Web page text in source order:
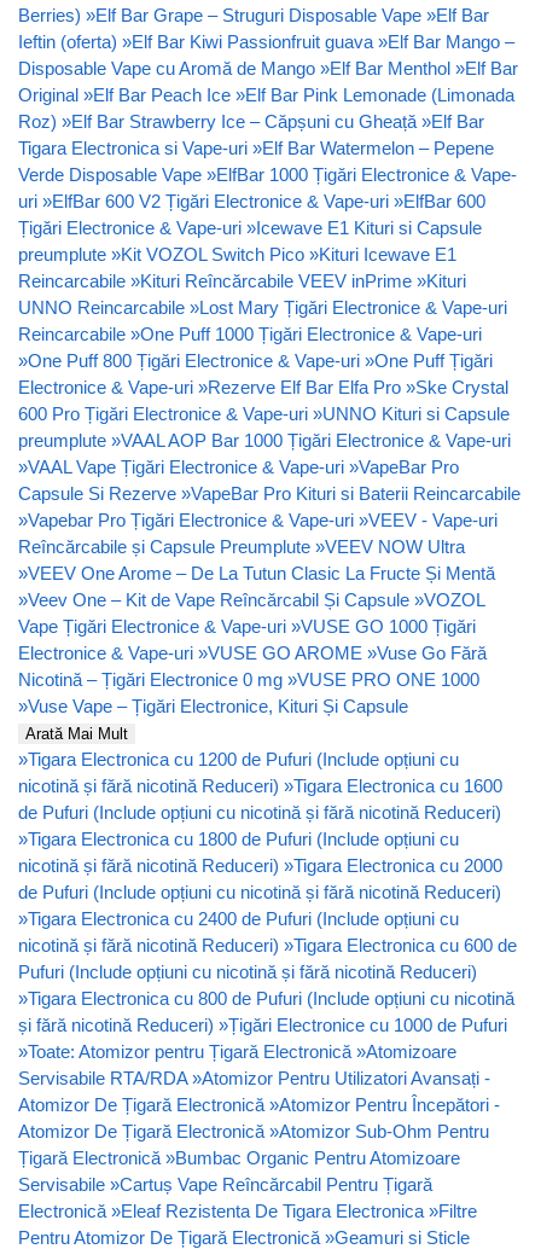
Berries) »Elf Bar Grape – Struguri Disposable Vape »Elf Bar
Ieftin (oferta) »Elf Bar Kiwi Passionfruit guava »Elf Bar Mango –
Disposable Vape cu Aromă de Mango »Elf Bar Menthol »Elf Bar
Original »Elf Bar Peach Ice »Elf Bar Pink Lemonade (Limonada
Roz) »Elf Bar Strawberry Ice – Căpșuni cu Gheață »Elf Bar
Tigara Electronica si Vape-uri »Elf Bar Watermelon – Pepene
Verde Disposable Vape »ElfBar 1000 Țigări Electronice & Vape-
uri »ElfBar 600 V2 Țigări Electronice & Vape-uri »ElfBar 600
Țigări Electronice & Vape-uri »Icewave E1 Kituri si Capsule
preumplute »Kit VOZOL Switch Pico »Kituri Icewave E1
Reincarcabile »Kituri Reîncărcabile VEEV inPrime »Kituri
UNNO Reincarcabile »Lost Mary Țigări Electronice & Vape-uri
Reincarcabile »One Puff 1000 Țigări Electronice & Vape-uri
»One Puff 800 Țigări Electronice & Vape-uri »One Puff Țigări
Electronice & Vape-uri »Rezerve Elf Bar Elfa Pro »Ske Crystal
600 Pro Țigări Electronice & Vape-uri »UNNO Kituri si Capsule
preumplute »VAAL AOP Bar 1000 Țigări Electronice & Vape-uri
»VAAL Vape Țigări Electronice & Vape-uri »VapeBar Pro
Capsule Si Rezerve »VapeBar Pro Kituri si Baterii Reincarcabile
»Vapebar Pro Țigări Electronice & Vape-uri »VEEV - Vape-uri
Reîncărcabile și Capsule Preumplute »VEEV NOW Ultra
»VEEV One Arome – De La Tutun Clasic La Fructe Și Mentă
»Veev One – Kit de Vape Reîncărcabil Și Capsule »VOZOL
Vape Țigări Electronice & Vape-uri »VUSE GO 1000 Țigări
Electronice & Vape-uri »VUSE GO AROME »Vuse Go Fără
Nicotină – Țigări Electronice 0 mg »VUSE PRO ONE 1000
»Vuse Vape – Țigări Electronice, Kituri Și Capsule
Arată Mai Mult
»Tigara Electronica cu 1200 de Pufuri (Include opțiuni cu
nicotină și fără nicotină Reduceri) »Tigara Electronica cu 1600
de Pufuri (Include opțiuni cu nicotină și fără nicotină Reduceri)
»Tigara Electronica cu 1800 de Pufuri (Include opțiuni cu
nicotină și fără nicotină Reduceri) »Tigara Electronica cu 2000
de Pufuri (Include opțiuni cu nicotină și fără nicotină Reduceri)
»Tigara Electronica cu 2400 de Pufuri (Include opțiuni cu
nicotină și fără nicotină Reduceri) »Tigara Electronica cu 600 de
Pufuri (Include opțiuni cu nicotină și fără nicotină Reduceri)
»Tigara Electronica cu 800 de Pufuri (Include opțiuni cu nicotină
și fără nicotină Reduceri) »Țigări Electronice cu 1000 de Pufuri
»Toate: Atomizor pentru Țigară Electronică »Atomizoare
Servisabile RTA/RDA »Atomizor Pentru Utilizatori Avansați -
Atomizor De Țigară Electronică »Atomizor Pentru Începători -
Atomizor De Țigară Electronică »Atomizor Sub-Ohm Pentru
Țigară Electronică »Bumbac Organic Pentru Atomizoare
Servisabile »Cartuș Vape Reîncărcabil Pentru Țigară
Electronică »Eleaf Rezistenta De Tigara Electronica »Filtre
Pentru Atomizor De Țigară Electronică »Geamuri si Sticle